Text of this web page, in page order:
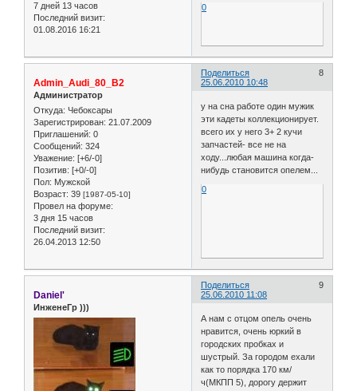
7 дней 13 часов
Последний визит:
01.08.2016 16:21
0
Поделиться
8
25.06.2010 10:48
Admin_Audi_80_B2
Администратор
Откуда: Чебоксары
Зарегистрирован: 21.07.2009
Приглашений: 0
Сообщений: 324
Уважение: [+6/-0]
Позитив: [+0/-0]
Пол: Мужской
Возраст: 39 [1987-05-10]
Провел на форуме:
3 дня 15 часов
Последний визит:
26.04.2013 12:50
у на сна работе один мужик
эти кадеты коллекционирует.
всего их у него 3+ 2 кучи
запчастей- все не на
ходу...любая машина когда-
нибудь становится опелем...
0
Поделиться
9
25.06.2010 11:08
Daniel'
ИнженеГр )))
А нам с отцом опель очень
нравится, очень юркий в
городских пробках и
шустрый. За городом ехали
как то порядка 170 км/
ч(МКПП 5), дорогу держит